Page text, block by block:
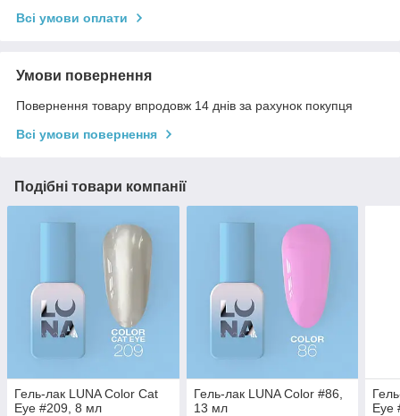
Всі умови оплати
Умови повернення
Повернення товару впродовж 14 днів за рахунок покупця
Всі умови повернення
Подібні товари компанії
Гель-лак LUNA Color Cat
Eye #209, 8 мл
Гель-лак LUNA Color #86,
13 мл
Eye